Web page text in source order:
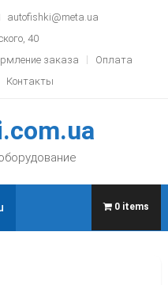
autofishki@meta.ua
40
заказа
Оплата
Контакты
0 items